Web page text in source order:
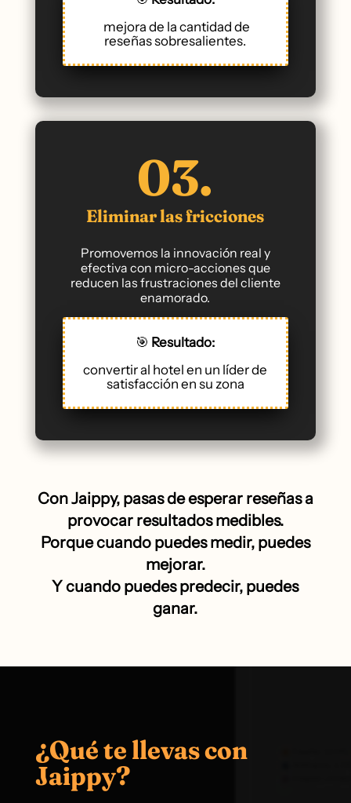
mejora de la cantidad de
reseñas sobresalientes.
03.
Eliminar las fricciones
Promovemos la innovación real y
efectiva con micro-acciones que
reducen las frustraciones del cliente
enamorado.
🎯 Resultado:
convertir al hotel en un líder de
satisfacción en su zona
Con Jaippy, pasas de esperar reseñas a
provocar resultados medibles.
Porque cuando puedes medir, puedes
mejorar.
Y cuando puedes predecir, puedes
ganar.
¿Qué te llevas con
Jaippy?